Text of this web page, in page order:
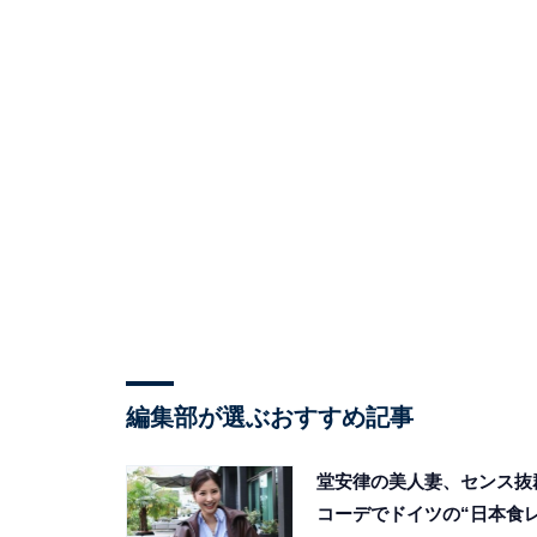
編集部が選ぶおすすめ記事
堂安律の美人妻、センス抜
コーデでドイツの“日本食